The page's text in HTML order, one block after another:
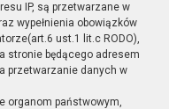
IP, są przetwarzane w
wypełnienia obowiązków
ust.1 lit.c RODO),
stronie będącego adresem
przetwarzanie danych w
organom państwowym,